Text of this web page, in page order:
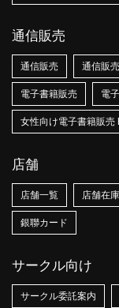
通信販売
通信販売 通信販
電子書籍販売 電
女性向け電子書籍販売
店舗
店舗一覧 店舗在
銀聯カード
サークル向け
サークル委託案内